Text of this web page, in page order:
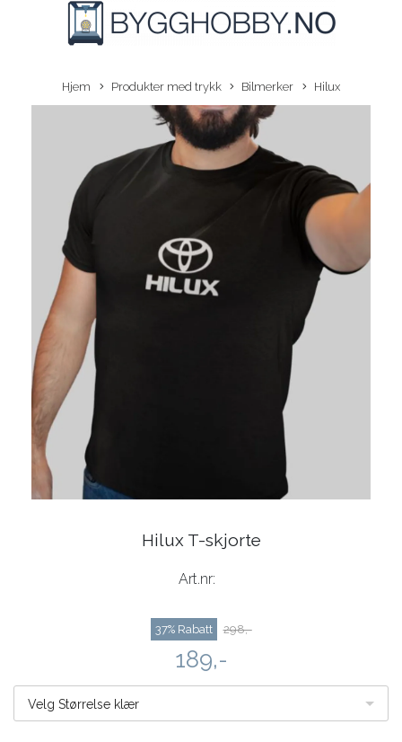
Hjem Produkter med trykk Bilmerker Hilux
Hilux T-skjorte
Art.nr:
37% Rabatt 298,-
189,-
Velg Størrelse klær